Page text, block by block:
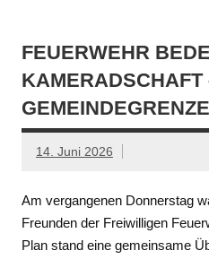
FEUERWEHR
KAMERADSCHAFT
14. Juni 2026
Am vergangenen Donnerstag
Freunden der Freiwilligen
Plan stand eine gemeinsame